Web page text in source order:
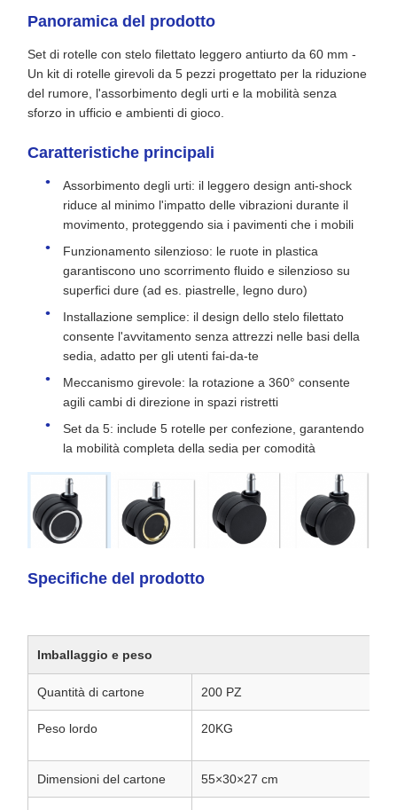
Panoramica del prodotto
Set di rotelle con stelo filettato leggero antiurto da 60 mm -
Un kit di rotelle girevoli da 5 pezzi progettato per la riduzione
del rumore, l'assorbimento degli urti e la mobilità senza
sforzo in ufficio e ambienti di gioco.
Caratteristiche principali
Assorbimento degli urti: il leggero design anti-shock
riduce al minimo l'impatto delle vibrazioni durante il
movimento, proteggendo sia i pavimenti che i mobili
Funzionamento silenzioso: le ruote in plastica
garantiscono uno scorrimento fluido e silenzioso su
superfici dure (ad es. piastrelle, legno duro)
Installazione semplice: il design dello stelo filettato
consente l'avvitamento senza attrezzi nelle basi della
sedia, adatto per gli utenti fai-da-te
Meccanismo girevole: la rotazione a 360° consente
agili cambi di direzione in spazi ristretti
Set da 5: include 5 rotelle per confezione, garantendo
la mobilità completa della sedia per comodità
Specifiche del prodotto
Imballaggio e peso
Quantità di cartone 200 PZ
Peso lordo 20KG
Dimensioni del cartone 55×30×27 cm